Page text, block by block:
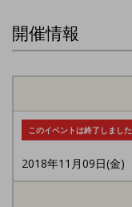
開催情報
このイベントは終了しました
2018年11月09日(金)